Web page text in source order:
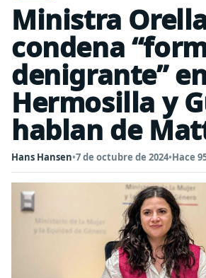
Ministra
condena
denigrante”
Hermosilla y
hablan de
Hans Hansen•7 de octubre de 2024•Hace